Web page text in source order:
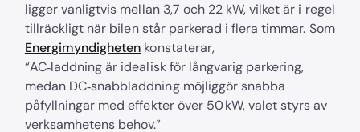
ligger vanligtvis mellan 3,7 och 22 kW, vilket är i regel
tillräckligt när bilen står parkerad i flera timmar. Som
Energimyndigheten konstaterar,
“AC‑laddning är idealisk för långvarig parkering,
medan DC‑snabbladdning möjliggör snabba
påfyllningar med effekter över 50 kW, valet styrs av
verksamhetens behov.”